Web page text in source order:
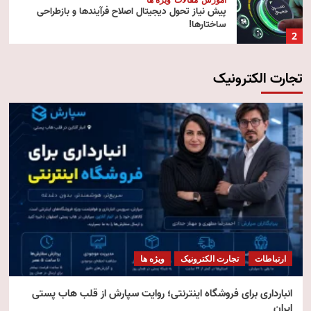
2
پیش‌ نیاز تحول دیجیتال اصلاح فرآیندها و بازطراحی
ساختارها!
3
آموزش
4
تکنولوژی مقالات ویژه ها
هوش مصنوعی استنتاجی
5
امنیت مقالات ویژه ها
امنیت فناوری اطلاعات
تجارت الکترونیک
ارتباطات تجارت الکترونیک ویژه ها
انبارداری برای فروشگاه اینترنتی؛ روایت سپارش از قلب هاب پستی